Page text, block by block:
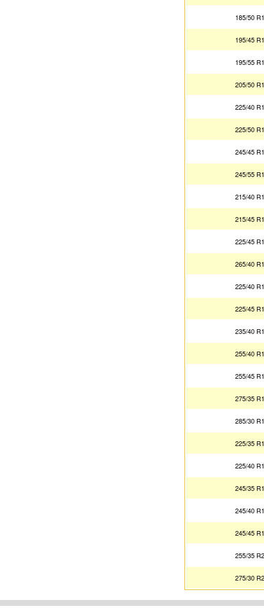
185/50
195/45
195/55
205/50
225/40
225/50
245/45
245/55
215/40
215/45
225/45
265/40
225/40
225/45
235/40
255/40
255/45
275/35
285/30
225/35
225/40
245/35
245/40
245/45
255/35
275/30